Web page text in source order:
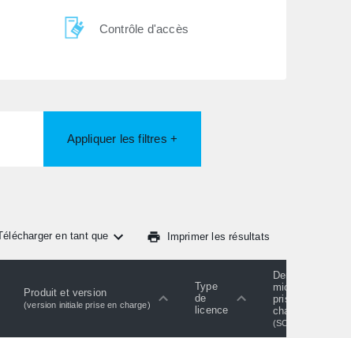
Contrôle d'accès
Appliquer les filtres +
en tant que Imprimer les résultats
Produit et version
(version initiale prise en charge)
Type
de
licence
Dernier
micrologiciel
pris en
charge
(SC)